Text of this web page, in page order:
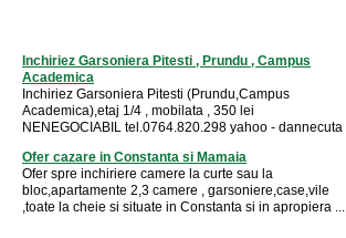
Inchiriez Garsoniera Pitesti , Prundu , Campus
Academica
Inchiriez Garsoniera Pitesti (Prundu,Campus
Academica),etaj 1/4 , mobilata , 350 lei
NENEGOCIABIL tel.0764.820.298 yahoo - dannecuta
Ofer cazare in Constanta si Mamaia
Ofer spre inchiriere camere la curte sau la
bloc,apartamente 2,3 camere , garsoniere,case,vile
,toate la cheie si situate in Constanta si in apropiera ...